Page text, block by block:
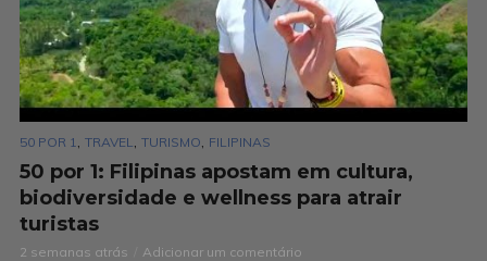
50 POR 1 TRAVEL TURISMO FILIPINAS
50 por 1: Filipinas apostam em cultura,
biodiversidade e wellness para atrair
turistas
2 semanas atrás Adicionar um comentário